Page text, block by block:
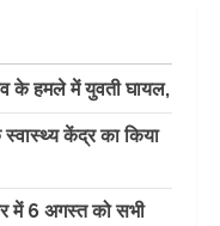
के हमले में युवती घायल,
केंद्र का किया
में 6 अगस्त को सभी